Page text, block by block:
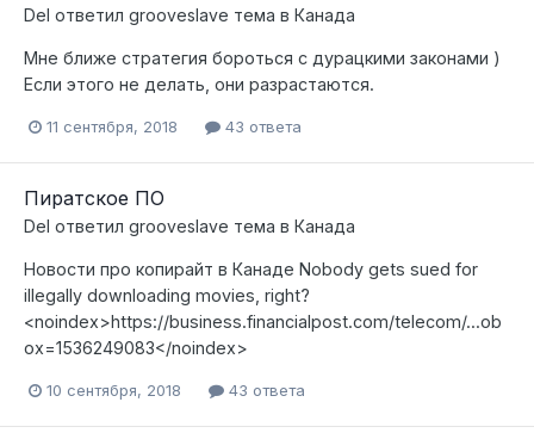
Del ответил grooveslave тема в Канада
Мне ближе стратегия бороться с дурацкими законами )
Если этого не делать, они разрастаются.
11 сентября, 2018 43 ответа
Пиратское ПО
Del ответил grooveslave тема в Канада
Новости про копирайт в Канаде Nobody gets sued for
illegally downloading movies, right?
<noindex>https://business.financialpost.com/telecom/...ob
ox=1536249083</noindex>
10 сентября, 2018 43 ответа